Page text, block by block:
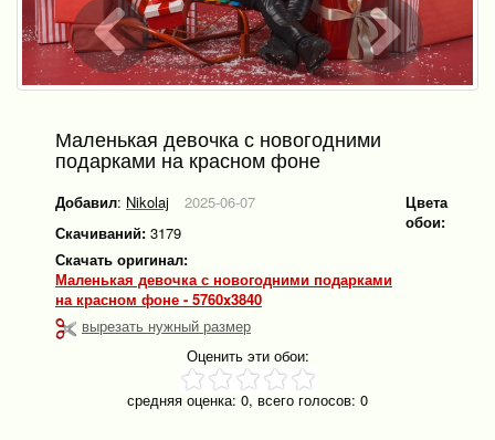
Маленькая девочка с новогодними
подарками на красном фоне
Добавил: Nikolaj
2025-06-07
Скачиваний: 3179
Скачать оригинал:
Маленькая девочка с новогодними подарками
на красном фоне - 5760x3840
вырезать нужный размер
Цвета
обои:
Оценить эти обои:
средняя оценка: 0, всего голосов: 0